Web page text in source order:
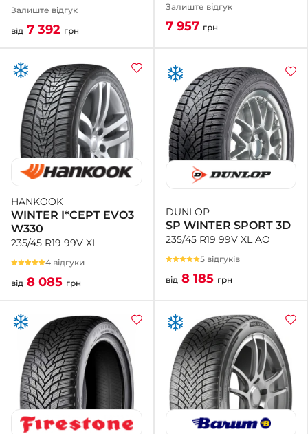
Залиште відгук
від 7 392 грн
Залиште відгук
7 957 грн
HANKOOK
WINTER I*CEPT EVO3
W330
235/45 R19 99V XL
4 відгуки
від 8 085 грн
DUNLOP
SP WINTER SPORT 3D
235/45 R19 99V XL AO
5 відгуків
від 8 185 грн